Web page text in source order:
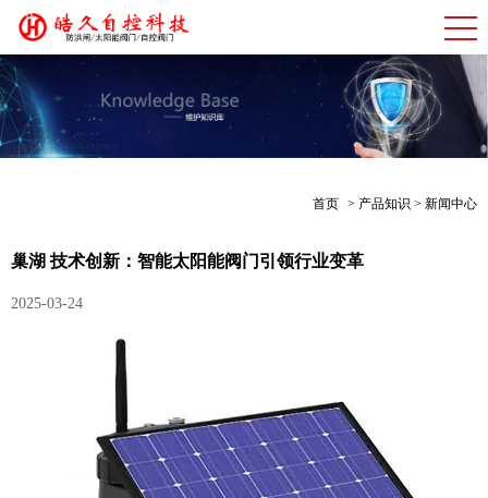
首页 > 产品知识 > 新闻中心
巢湖 技术创新：智能太阳能阀门引领行业变革
2025-03-24